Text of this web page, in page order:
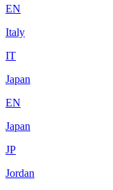
EN
Italy
IT
Japan
EN
Japan
JP
Jordan